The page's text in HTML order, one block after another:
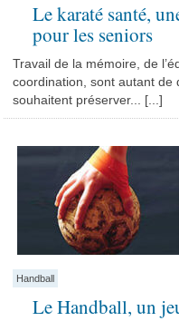
Le karaté santé,
pour les seniors
Travail de la mémoire, de
coordination, sont autant de
souhaitent préserver... [...]
Handball
Le Handball, un